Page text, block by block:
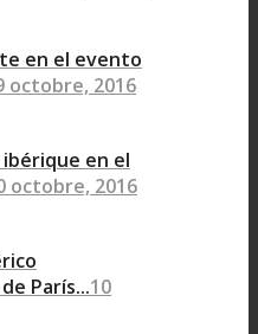
en el evento
octobre, 2016
en el
octobre, 2016
París...10